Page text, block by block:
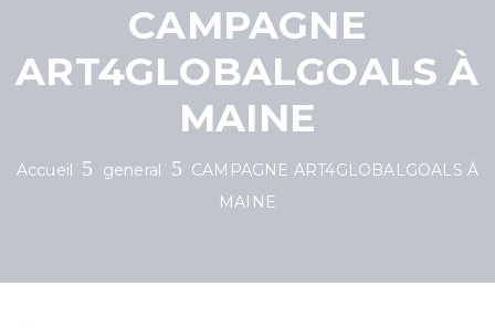
CAMPAGNE
ART4GLOBALGOALS À
MAINE
Accueil general
CAMPAGNE ART4GLOBALGOALS À
MAINE